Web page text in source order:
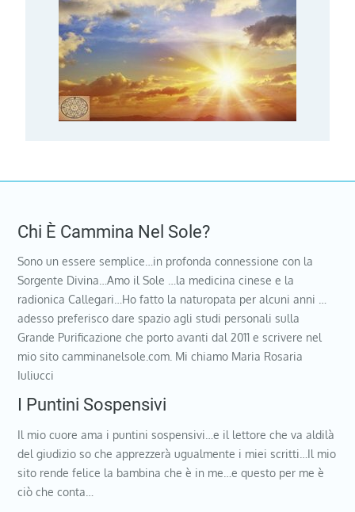
Chi È Cammina Nel Sole?
Sono un essere semplice…in profonda connessione con la
Sorgente Divina…Amo il Sole …la medicina cinese e la
radionica Callegari…Ho fatto la naturopata per alcuni anni …
adesso preferisco dare spazio agli studi personali sulla
Grande Purificazione che porto avanti dal 2011 e scrivere nel
mio sito camminanelsole.com. Mi chiamo Maria Rosaria
Iuliucci
I Puntini Sospensivi
Il mio cuore ama i puntini sospensivi…e il lettore che va aldilà
del giudizio so che apprezzerà ugualmente i miei scritti…Il mio
sito rende felice la bambina che è in me…e questo per me è
ciò che conta…